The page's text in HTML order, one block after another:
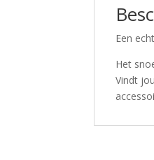
Een
Het
Vindt